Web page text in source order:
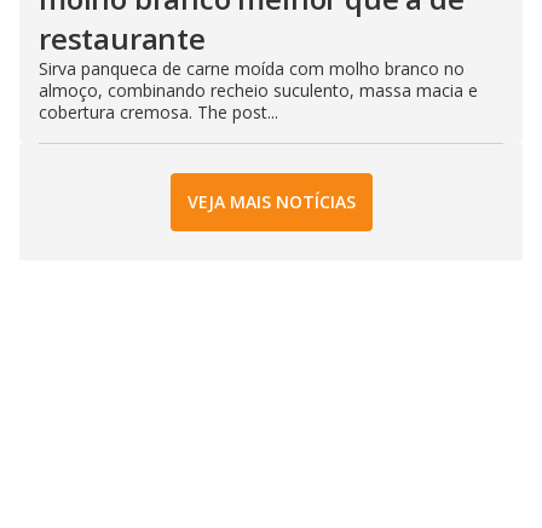
restaurante
Sirva panqueca de carne moída com molho branco no
almoço, combinando recheio suculento, massa macia e
cobertura cremosa. The post...
VEJA MAIS NOTÍCIAS